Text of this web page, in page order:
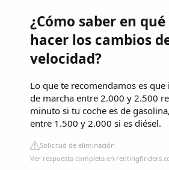
¿Cómo saber en
hacer los cambios
velocidad?
Lo que te recomendamos es
de marcha entre 2.000 y 2.500
minuto si tu coche es de
entre 1.500 y 2.000 si es diésel.
Solicitud de eliminación
Ver respuesta completa en